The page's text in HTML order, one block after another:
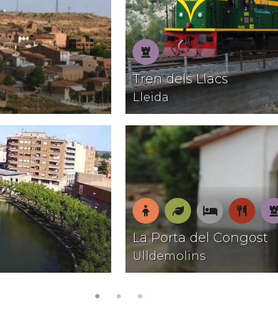
Patrimoni
Tren dels Llacs
Lleida
En
família
NaturaOn
dormir
On
menjar
La Porta del Congost
Ulldemolins